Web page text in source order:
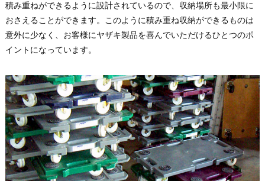
積み重ねができるように設計されているので、収納場所も最小限に
おさえることができます。このように積み重ね収納ができるものは
意外に少なく、お客様にヤザキ製品を喜んでいただけるひとつのポ
イントになっています。